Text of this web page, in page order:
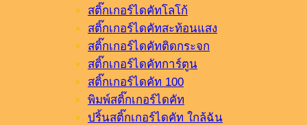
สติ๊กเกอร์ไดคัทโลโก้
สติ๊กเกอร์ไดคัทสะท้อนแสง
สติ๊กเกอร์ไดคัทติดกระจก
สติ๊กเกอร์ไดคัทการ์ตูน
สติ๊กเกอร์ไดคัท 100
พิมพ์สติ๊กเกอร์ไดคัท
ปริ้นสติ๊กเกอร์ไดคัท ใกล้ฉัน